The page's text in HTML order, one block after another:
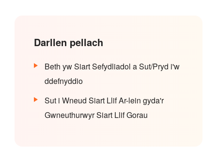
Darllen pellach
Beth yw Siart Sefydliadol a Sut/Pryd i'w
ddefnyddio
Sut i Wneud Siart Llif Ar-lein gyda'r
Gwneuthurwyr Siart Llif Gorau